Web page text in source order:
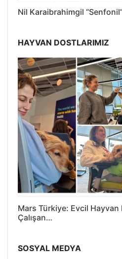
Nil Karaibrahimgil
HAYVAN DOSTLARIMIZ
Mars Türkiye: Evcil Hayvan
Çalışan…
SOSYAL MEDYA